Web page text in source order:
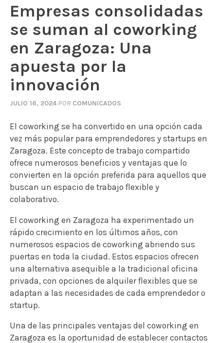
Empresas consolidadas
se suman al coworking
en Zaragoza: Una
apuesta por la
innovación
JULIO 16, 2024 POR COMUNICADOS
El coworking se ha convertido en una opción cada
vez más popular para emprendedores y startups en
Zaragoza. Este concepto de trabajo compartido
ofrece numerosos beneficios y ventajas que lo
convierten en la opción preferida para aquellos que
buscan un espacio de trabajo flexible y
colaborativo.
El coworking en Zaragoza ha experimentado un
rápido crecimiento en los últimos años, con
numerosos espacios de coworking abriendo sus
puertas en toda la ciudad. Estos espacios ofrecen
una alternativa asequible a la tradicional oficina
privada, con opciones de alquiler flexibles que se
adaptan a las necesidades de cada emprendedor o
startup.
Una de las principales ventajas del coworking en
Zaragoza es la oportunidad de establecer contactos